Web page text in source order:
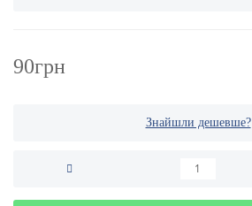
90грн
Знайшли дешевше?